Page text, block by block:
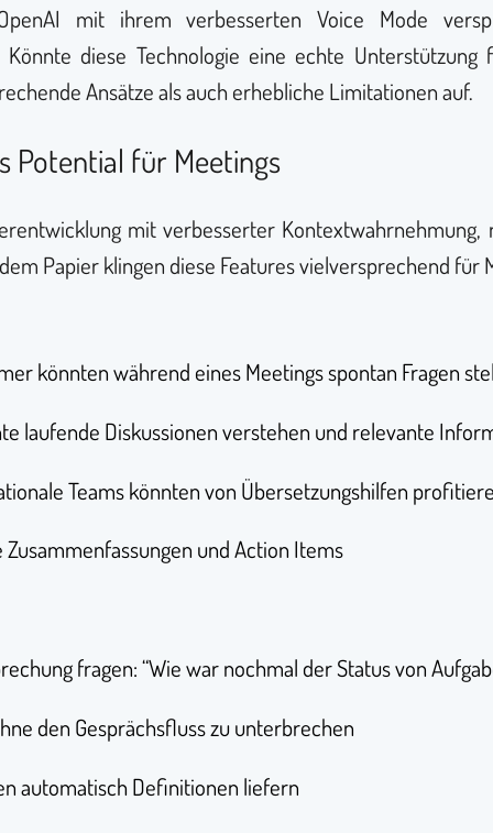
mit ihrem verbesserten Voice Mode
diese Technologie eine echte Unterstützung
Ansätze als auch erhebliche Limitationen auf.
Potential für Meetings
mit verbesserter Kontextwahrnehmung,
Papier klingen diese Features vielversprechend für
könnten während eines Meetings spontan Fragen
laufende Diskussionen verstehen und relevante
Teams könnten von Übersetzungshilfen
Zusammenfassungen und Action Items
fragen: “Wie war nochmal der Status von
den Gesprächsfluss zu unterbrechen
automatisch Definitionen liefern